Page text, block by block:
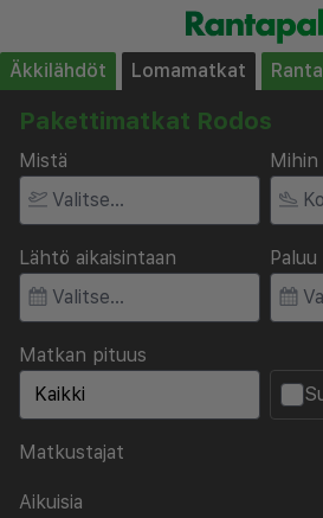
Äkkilähdöt Lomamatkat
Pakettimatkat Rodos
Mistä Mihin
Lähtö aikaisintaan
Matkan pituus
Matkustajat
Aikuisia